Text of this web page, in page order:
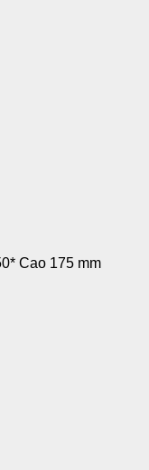
Cao 175 mm